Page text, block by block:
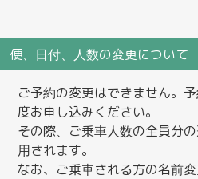
便、日付、人数の変更について
ご予約の変更はできません。
度お申し込みください。
その際、ご乗車人数の全員分
用されます。
なお、ご乗車される方の名前